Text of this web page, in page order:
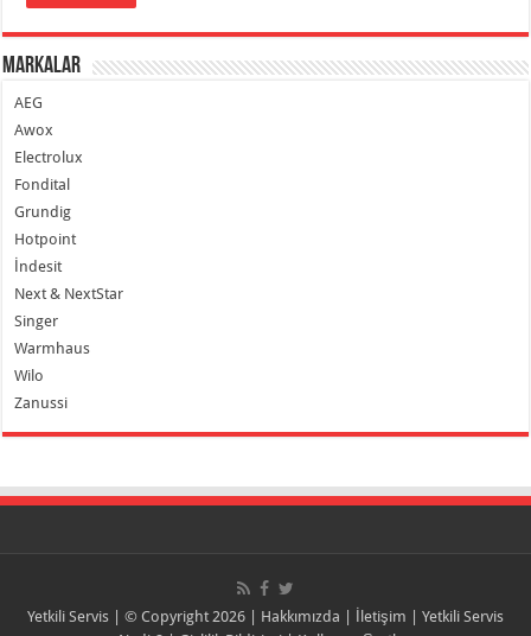
Markalar
AEG
Awox
Electrolux
Fondital
Grundig
Hotpoint
İndesit
Next & NextStar
Singer
Warmhaus
Wilo
Zanussi
Yetkili Servis | © Copyright 2026 | Hakkımızda İletişim
Yetkili Servis